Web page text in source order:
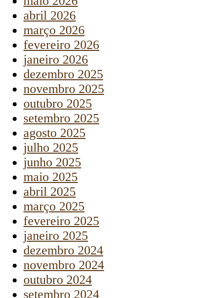
abril 2026
março 2026
fevereiro 2026
janeiro 2026
dezembro 2025
novembro 2025
outubro 2025
setembro 2025
agosto 2025
julho 2025
junho 2025
maio 2025
abril 2025
março 2025
fevereiro 2025
janeiro 2025
dezembro 2024
novembro 2024
outubro 2024
setembro 2024